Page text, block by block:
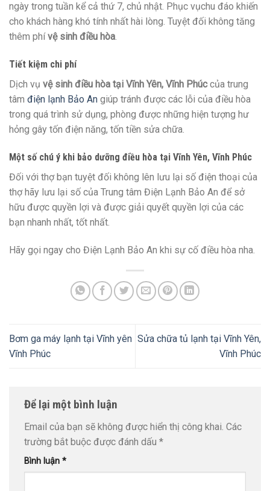
ngày trong tuần kể cả thứ 7, chủ nhật. Phục vụchu đáo khiến
cho khách hàng khó tính nhất hài lòng. Tuyệt đối không tăng
thêm phívệ sinh điều hòa.
Tiết kiệm chi phí
Dịch vụ vệ sinh điều hòa tại Vĩnh Yên, Vĩnh Phúccủa trung
tâm điện lạnh Bảo An giúp tránh được các lỗi của điều hòa
trong quá trình sử dụng, phòng được những hiện tượng hư
hỏng gây tốn điện năng, tốn tiền sửa chữa.
Một số chú ý khi bảo dưỡng điều hòa tại Vĩnh Yên, Vĩnh Phúc
Đối với thợ bạn tuyệt đối không lên lưu lại số điện thoại của
thợ hãy lưu lại số của Trung tâm Điện Lạnh Bảo An để sở
hữu được quyền lợi và được giải quyết quyền lợi của các
bạn nhanh nhất, tốt nhất.
Hãy gọi ngay cho Điện Lạnh Bảo An khi sự cố điều hòa nha.
Bơm ga máy lạnh tại Vĩnh yên
Vĩnh Phúc
Sửa chữa tủ lạnh tại Vĩnh Yên,
Vĩnh Phúc
Để lại một bình luận
Email của bạn sẽ không được hiển thị công khai. Các
trường bắt buộc được đánh dấu *
Bình luận *